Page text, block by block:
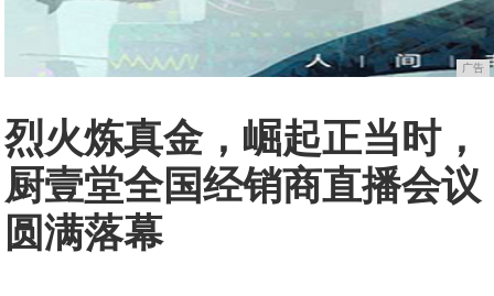
广告
烈火炼真金，崛起正当时，
厨壹堂全国经销商直播会议
圆满落幕